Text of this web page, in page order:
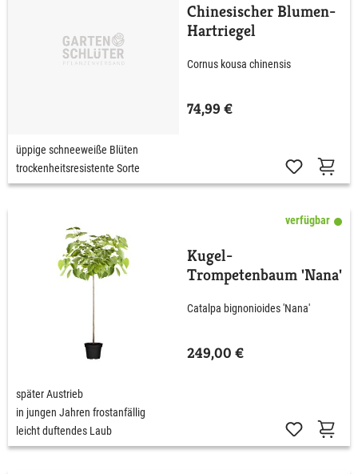
Chinesischer Blumen-
Hartriegel
Cornus kousa chinensis
74,99 €
üppige schneeweiße Blüten
trockenheitsresistente Sorte
verfügbar
Kugel-
Trompetenbaum 'Nana'
Catalpa bignonioides 'Nana'
249,00 €
später Austrieb
in jungen Jahren frostanfällig
leicht duftendes Laub